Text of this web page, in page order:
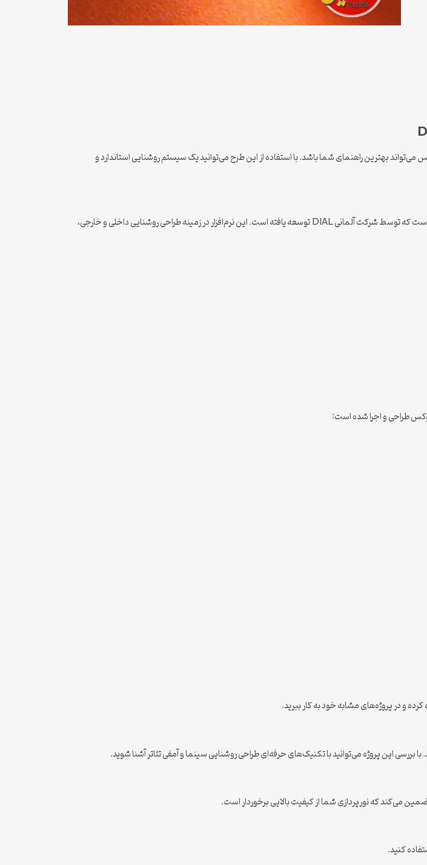
می‌تواند بهترین راهنمای شما باشد. با استفاده از این طرح می‌توانید یک سیستم روشنایی استاندارد و
یکی از قدرتمندترین و معتبرترین نرم‌افزارهای طراحی روشنایی در جهان است که توسط شرکت آلمانی DIAL توسعه یافته است. این نرم‌افزار در زمینه طراحی روشنایی داخلی و خارجی،
طراحی و اجرا شده است:
کرده و در پروژه‌های مشابه خود به کار ببرید.
بررسی این پروژه می‌توانید با تکنیک‌های حرفه‌ای طراحی روشنایی سینما و آمفی تئاتر آشنا شوید.
می‌کند که نورپردازی شما از کیفیت بالایی برخوردار است.
کنید.